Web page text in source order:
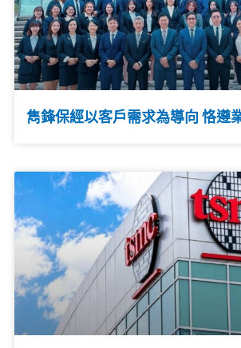
雋鋒保經以客戶需求為導向 恪遵